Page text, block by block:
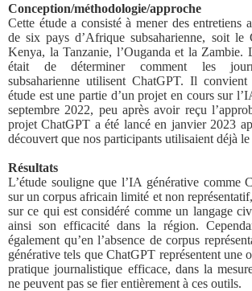
Conception/méthodologie/approche
Cette étude a consisté à mener des entretiens
de six pays d’Afrique subsaharienne, soit
Kenya, la Tanzanie, l’Ouganda et la Zambie.
était de déterminer comment les
subsaharienne utilisent ChatGPT. Il
étude est une partie d’un projet en cours sur
septembre 2022, peu après avoir reçu
projet ChatGPT a été lancé en janvier 2023
découvert que nos participants utilisaient déjà
Résultats
L’étude souligne que l’IA générative comme
sur un corpus africain limité et non
sur ce qui est considéré comme un langage
ainsi son efficacité dans la région.
également qu’en l’absence de corpus
générative tels que ChatGPT représentent une
pratique journalistique efficace, dans la
ne peuvent pas se fier entièrement à ces outils.